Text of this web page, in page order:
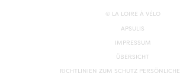
© LA LOIRE À VÉLO
APSULIS
IMPRESSUM
ÜBERSICHT
RICHTLINIEN ZUM SCHUTZ